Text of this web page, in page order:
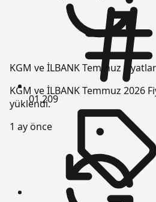
KGM ve İLBANK Temmuz
KGM ve İLBANK Temmuz 2026
yüklendi.
1 ay önce
01.209